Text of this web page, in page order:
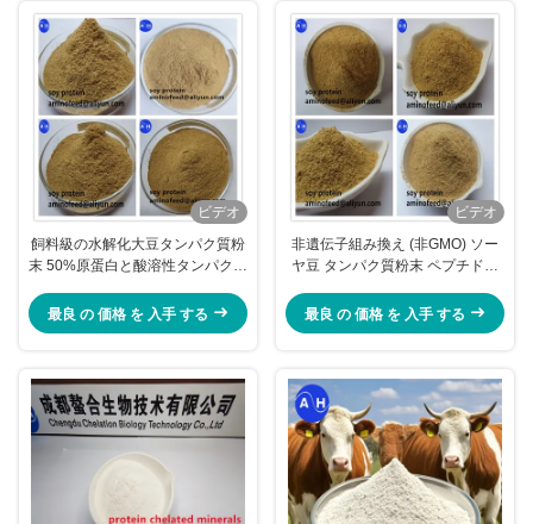
ビデオ
飼料級の水解化大豆タンパク質粉
末 50%原蛋白と酸溶性タンパク質
めに
最良 の 価格 を 入手 する
ビデオ
非遺伝子組み換え (非GMO) ソー
ヤ豆 タンパク質粉末 ペプチドと
最良 の 価格 を 入手 する